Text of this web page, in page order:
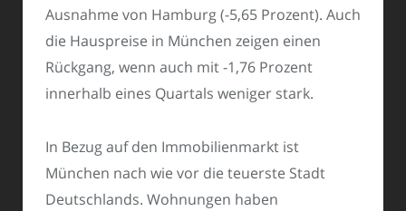
Ausnahme von Hamburg (-5,65 Prozent). Auch
die Hauspreise in München zeigen einen
Rückgang, wenn auch mit -1,76 Prozent
innerhalb eines Quartals weniger stark.
In Bezug auf den Immobilienmarkt ist
München nach wie vor die teuerste Stadt
Deutschlands. Wohnungen haben